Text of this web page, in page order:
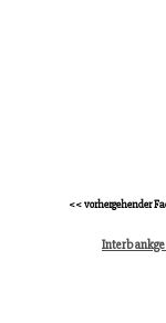
<< vorhergehender